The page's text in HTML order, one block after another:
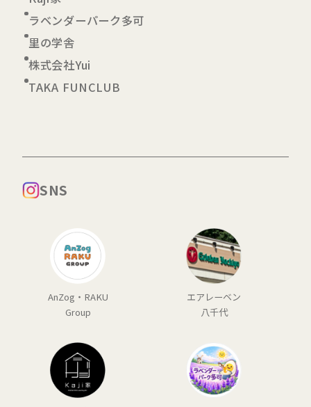
ラベンダーパーク多可
里の学舎
株式会社Yui
TAKA FUNCLUB
SNS
AnZog・RAKU
Group
エアレーベン
八千代